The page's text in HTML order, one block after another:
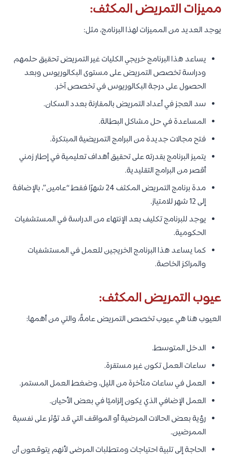
مميزات التمريض المكثف:
يوجد العديد من المميزات لهذا البرنامج، مثل:
يساعد هذا البرنامج خريجي الكليات غير التمريض تحقيق حلمهم
ودراسة تخصص التمريض على مستوى البكالوريوس وبعد
الحصول على درجة البكالوريوس في تخصص آخر.
سد العجز في أعداد التمريض بالمقارنة بعدد السكان.
المساعدة في حل مشاكل البطالة.
فتح مجالات جديدة من البرامج التمريضية المبتكرة.
يتميز البرنامج بقدرته على تحقيق أهداف تعليمية في إطار زمني
أقصر من البرامج التقليدية.
مدة برنامج التمريض المكثف 24 شهرًا فقط “عامين”، بالإضافة
إلى 12 شهر للامتياز.
يوجد للبرنامج تكليف بعد الإنتهاء من الدراسة في المستشفيات
الحكومية.
كما يساعد هذا البرنامج الخريجين للعمل في المستشفيات
والمراكز الخاصة.
عيوب التمريض المكثف:
العيوب هنا هي عيوب تخصص التمريض عامةً، والتي من أهمها:
الدخل المتوسط.
ساعات العمل تكون غير مستقرة.
العمل في ساعات متأخرة من الليل، وضغط العمل المستمر.
العمل الإضافي الذي يكون إلزاميًا في بعض الأحيان.
رؤية بعض الحالات المرضية أو المواقف التي قد تؤثر على نفسية
الممرضين.
الحاجة إلى تلبية احتياجات ومتطلبات المرضى لأنهم يتوقعون أن